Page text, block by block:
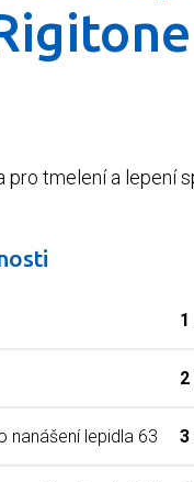
pro tmelení a lepení
1
2
nanášení lepidla 63 3